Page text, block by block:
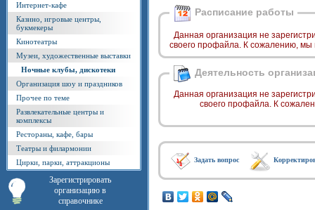
Интернет-кафе
Казино, игровые центры,
букмекеры
Кинотеатры
Музеи, художественные выставки
Ночные клубы, дискотеки
Организация шоу и праздников
Прочее по теме
Развлекательные центры и
комплексы
Рестораны, кафе, бары
Театры и филармонии
Цирки, парки, аттракционы
Зарегистрировать
организацию в
справочнике
Расписание работы
Данная организация не
своего профайла. К сожалению,
Деятельность
Данная организация не
своего профайла. К
Задать вопрос